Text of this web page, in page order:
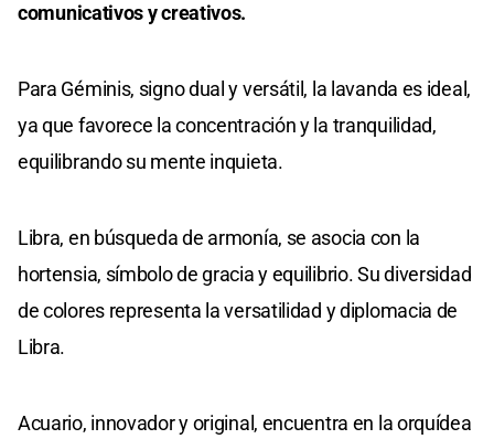
comunicativos y creativos.
Para Géminis, signo dual y versátil, la lavanda es ideal,
ya que favorece la concentración y la tranquilidad,
equilibrando su mente inquieta.
Libra, en búsqueda de armonía, se asocia con la
hortensia, símbolo de gracia y equilibrio. Su diversidad
de colores representa la versatilidad y diplomacia de
Libra.
Acuario, innovador y original, encuentra en la orquídea